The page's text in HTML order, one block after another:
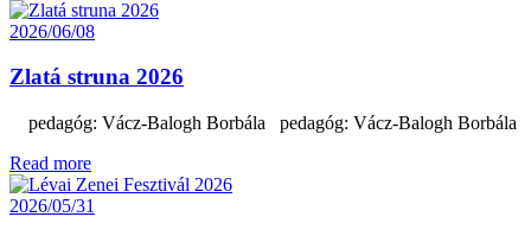
2026/06/08
Zlatá struna 2026
pedagóg: Vácz-Balogh Borbála pedagóg: Vácz-Balogh Borbála
Read more
2026/05/31